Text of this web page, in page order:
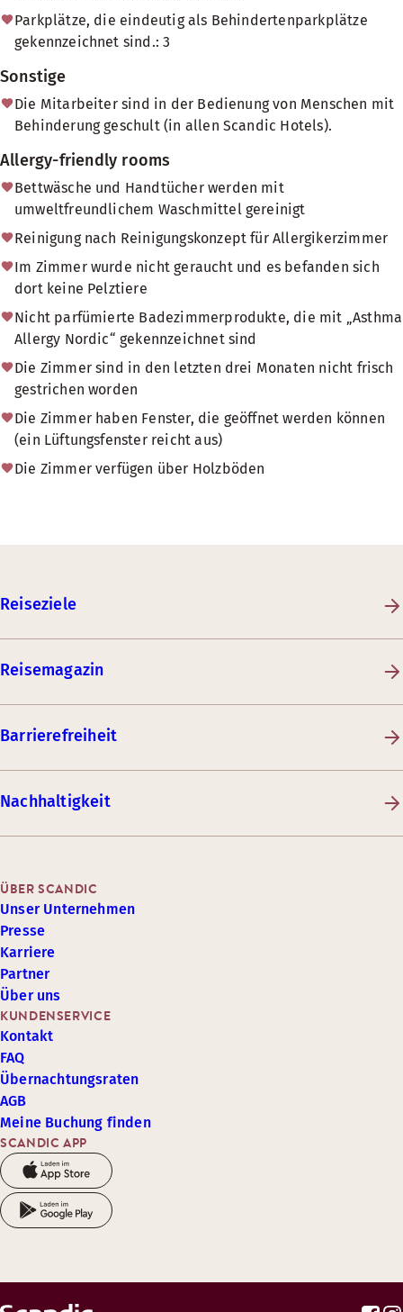
Parkplätze, die eindeutig als Behindertenparkplätze
gekennzeichnet sind.: 3
Sonstige
Die Mitarbeiter sind in der Bedienung von Menschen mit
Behinderung geschult (in allen Scandic Hotels).
Allergy-friendly rooms
Bettwäsche und Handtücher werden mit
umweltfreundlichem Waschmittel gereinigt
Reinigung nach Reinigungskonzept für Allergikerzimmer
Im Zimmer wurde nicht geraucht und es befanden sich
dort keine Pelztiere
Nicht parfümierte Badezimmerprodukte, die mit „Asthma
Allergy Nordic“ gekennzeichnet sind
Die Zimmer sind in den letzten drei Monaten nicht frisch
gestrichen worden
Die Zimmer haben Fenster, die geöffnet werden können
(ein Lüftungsfenster reicht aus)
Die Zimmer verfügen über Holzböden
Reiseziele
Reisemagazin
Barrierefreiheit
Nachhaltigkeit
SCANDIC APP
KUNDENSERVICE
Kontakt
FAQ
Übernachtungsraten
AGB
Meine Buchung finden
ÜBER SCANDIC
Unser Unternehmen
Presse
Karriere
Partner
Über uns